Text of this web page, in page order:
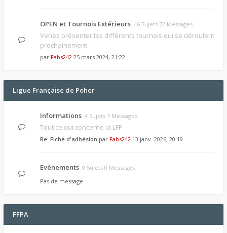
OPEN et Tournois Extérieurs 46 Sujets 72 Messages
Venez présenter les différents tournois qui se déroulent
prochainement
par Fabs242 25 mars 2024, 21:22
Ligue Française de Poher
Informations 4 Sujets 7 Messages
Tout ce qui concerne la LFP
Re: Fiche d'adhésion par Fabs242 13 janv. 2026, 20:19
Evènements 0 Sujets 0 Messages
Pas de message
FFPA